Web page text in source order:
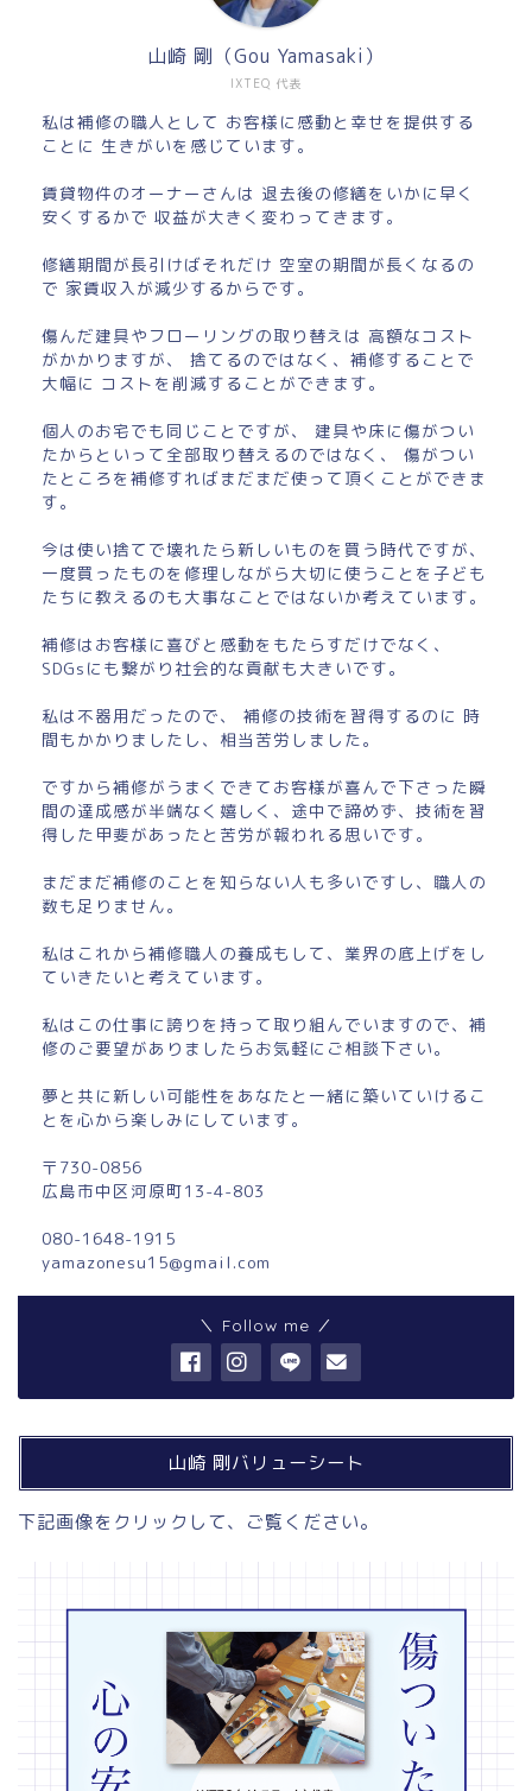
IXTEQ 代表
山崎 剛（Gou Yamasaki）
私は補修の職人として お客様に感動と幸せを提供する
ことに 生きがいを感じています。
賃貸物件のオーナーさんは 退去後の修繕をいかに早く
安くするかで 収益が大きく変わってきます。
修繕期間が長引けばそれだけ 空室の期間が長くなるの
で 家賃収入が減少するからです。
傷んだ建具やフローリングの取り替えは 高額なコスト
がかかりますが、 捨てるのではなく、補修することで
大幅に コストを削減することができます。
個人のお宅でも同じことですが、 建具や床に傷がつい
たからといって全部取り替えるのではなく、 傷がつい
たところを補修すればまだまだ使って頂くことができま
す。
今は使い捨てで壊れたら新しいものを買う時代ですが、
一度買ったものを修理しながら大切に使うことを子ども
たちに教えるのも大事なことではないか考えています。
補修はお客様に喜びと感動をもたらすだけでなく、
SDGsにも繋がり社会的な貢献も大きいです。
私は不器用だったので、 補修の技術を習得するのに 時
間もかかりましたし、相当苦労しました。
ですから補修がうまくできてお客様が喜んで下さった瞬
間の達成感が半端なく嬉しく、途中で諦めず、技術を習
得した甲斐があったと苦労が報われる思いです。
まだまだ補修のことを知らない人も多いですし、職人の
数も足りません。
私はこれから補修職人の養成もして、業界の底上げをし
ていきたいと考えています。
私はこの仕事に誇りを持って取り組んでいますので、補
修のご要望がありましたらお気軽にご相談下さい。
夢と共に新しい可能性をあなたと一緒に築いていけるこ
とを心から楽しみにしています。
〒730-0856
広島市中区河原町13-4-803
080-1648-1915
yamazonesu15@gmail.com
＼ Follow me ／
山崎 剛バリューシート
下記画像をクリックして、ご覧ください。